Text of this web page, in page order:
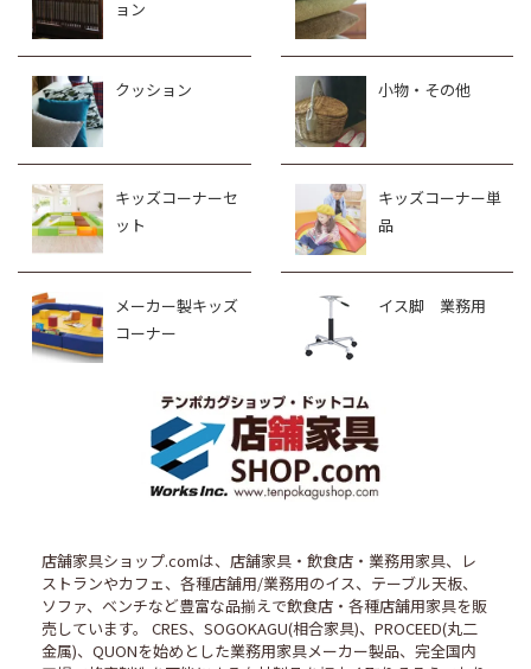
ョン
クッション 小物・その他
キッズコーナーセ
ット
キッズコーナー単
品
メーカー製キッズ
コーナー
イス脚 業務用
店舗家具ショップ.comは、店舗家具・飲食店・業務用家具、レ
ストランやカフェ、各種店舗用/業務用のイス、テーブル天板、
ソファ、ベンチなど豊富な品揃えで飲食店・各種店舗用家具を販
売しています。 CRES、SOGOKAGU(相合家具)、PROCEED(丸二
金属)、QUONを始めとした業務用家具メーカー製品、完全国内